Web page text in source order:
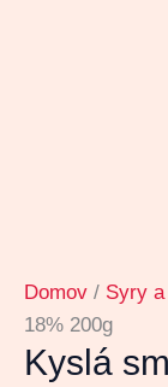
Domov / Syry
18% 200g
Kyslá